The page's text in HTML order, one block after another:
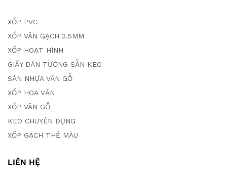
XỐP PVC
XỐP VÂN GẠCH 3.5MM
XỐP HOẠT HÌNH
GIẤY DÁN TƯỜNG SẴN KEO
SÀN NHỰA VÂN GỖ
XỐP HOA VĂN
XỐP VÂN GỖ
KEO CHUYÊN DỤNG
XỐP GẠCH THẺ MÀU
LIÊN HỆ